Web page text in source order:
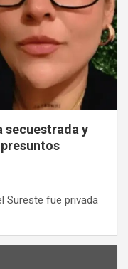
secuestrada y
Sureste fue privada